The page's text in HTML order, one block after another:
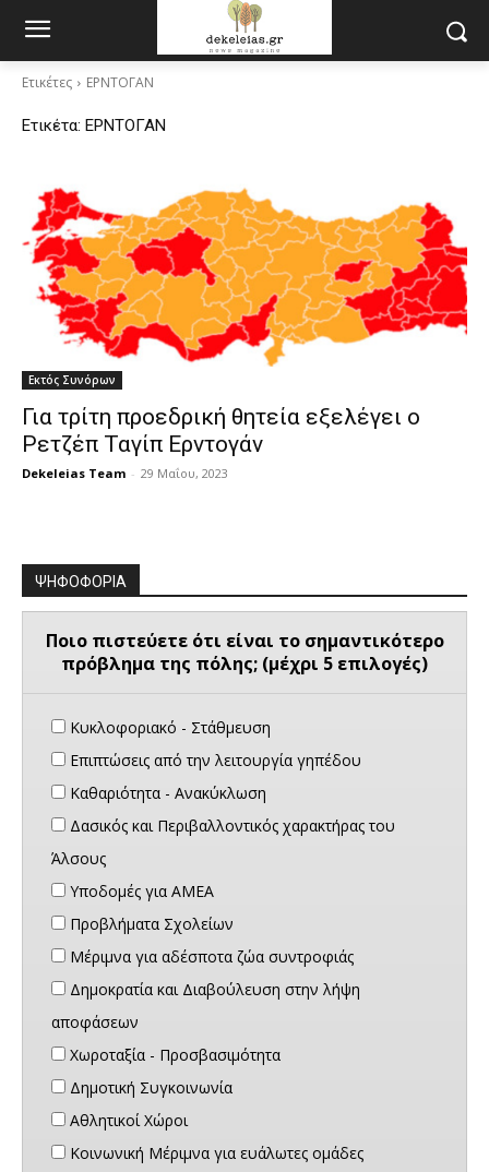
Ετικέτες ΕΡΝΤΟΓΑΝ
Ετικέτα: ΕΡΝΤΟΓΑΝ
Εκτός Συνόρων
Για τρίτη προεδρική θητεία εξελέγει ο
Ρετζέπ Ταγίπ Ερντογάν
Dekeleias Team - 29 Μαΐου, 2023
ΨΗΦΟΦΟΡΙΑ
Ποιο πιστεύετε ότι είναι το σημαντικότερο
πρόβλημα της πόλης; (μέχρι 5 επιλογές)
Κυκλοφοριακό - Στάθμευση
Επιπτώσεις από την λειτουργία γηπέδου
Καθαριότητα - Ανακύκλωση
Δασικός και Περιβαλλοντικός χαρακτήρας του
Άλσους
Υποδομές για ΑΜΕΑ
Προβλήματα Σχολείων
Μέριμνα για αδέσποτα ζώα συντροφιάς
Δημοκρατία και Διαβούλευση στην λήψη
αποφάσεων
Χωροταξία - Προσβασιμότητα
Δημοτική Συγκοινωνία
Αθλητικοί Χώροι
Κοινωνική Μέριμνα για ευάλωτες ομάδες